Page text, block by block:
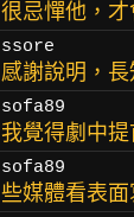
很忌憚他，
ssore
感謝說明，長
sofa89
我覺得劇中
sofa89
些媒體看表